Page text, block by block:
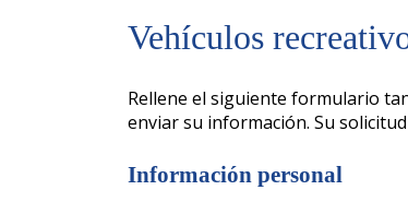
Vehículos
Rellene el siguiente formulario
enviar su información. Su
Información personal